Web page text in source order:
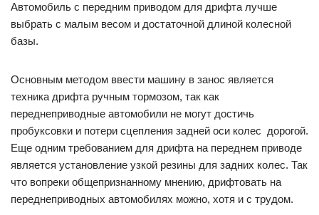
Автомобиль с передним приводом для дрифта лучше
выбрать с малым весом и достаточной длиной колесной
базы.
Основным методом ввести машину в занос является
техника дрифта ручным тормозом, так как
переднеприводные автомобили не могут достичь
пробуксовки и потери сцепления задней оси колес дорогой.
Еще одним требованием для дрифта на переднем приводе
является установление узкой резины для задних колес. Так
что вопреки общепризнанному мнению, дрифтовать на
переднеприводных автомобилях можно, хотя и с трудом.